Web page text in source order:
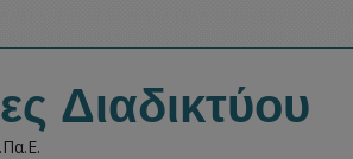
Διαδικτύου